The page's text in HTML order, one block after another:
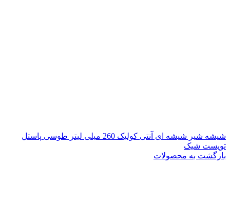
شیشه شیر شیشه ای آنتی کولیک 260 میلی لیتر طوسی پاستل
تویست شیک
بازگشت به محصولات